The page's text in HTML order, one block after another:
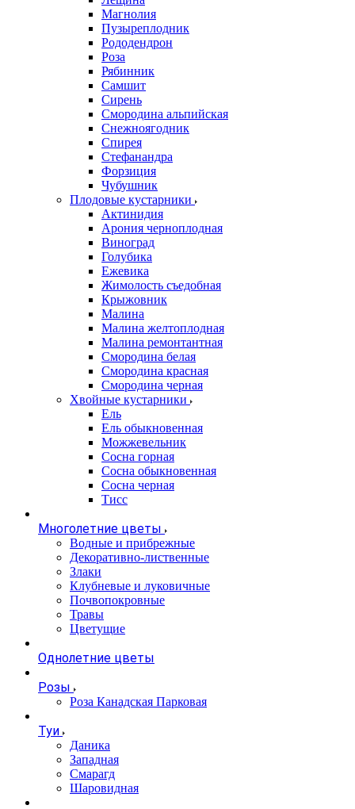
Магнолия
Пузыреплодник
Рододендрон
Роза
Рябинник
Самшит
Сирень
Смородина альпийская
Снежноягодник
Спирея
Стефанандра
Форзиция
Чубушник
Плодовые кустарники
Актинидия
Арония черноплодная
Виноград
Голубика
Ежевика
Жимолость съедобная
Крыжовник
Малина
Малина желтоплодная
Малина ремонтантная
Смородина белая
Смородина красная
Смородина черная
Хвойные кустарники
Ель
Ель обыкновенная
Можжевельник
Сосна горная
Сосна обыкновенная
Сосна черная
Тисс
Многолетние цветы
Водные и прибрежные
Декоративно-лиственные
Злаки
Клубневые и луковичные
Почвопокровные
Травы
Цветущие
Однолетние цветы
Розы
Роза Канадская Парковая
Туи
Даника
Западная
Смарагд
Шаровидная